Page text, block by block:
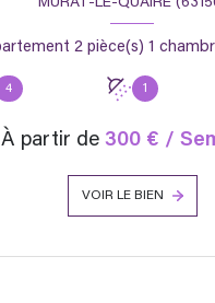
4 1
À partir de300 € /
VOIR LE BIEN